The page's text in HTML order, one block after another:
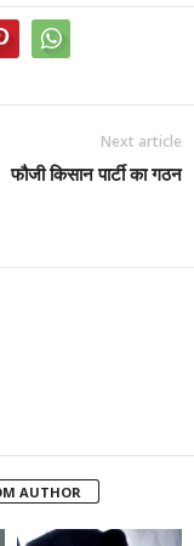
Next article
फौजी किसान पार्टी का गठन
AUTHOR